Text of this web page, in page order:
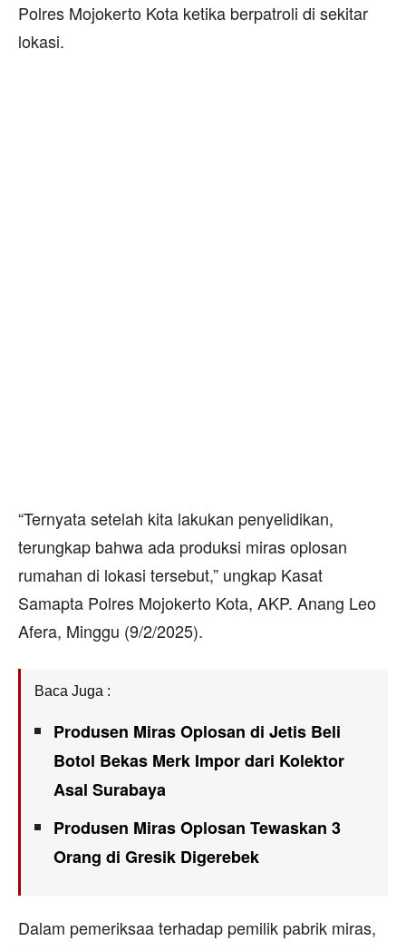
Polres Mojokerto Kota ketika berpatroli di sekitar
lokasi.
“Ternyata setelah kita lakukan penyelidikan,
terungkap bahwa ada produksi miras oplosan
rumahan di lokasi tersebut,” ungkap Kasat
Samapta Polres Mojokerto Kota, AKP. Anang Leo
Afera, Minggu (9/2/2025).
Baca Juga :
Produsen Miras Oplosan di Jetis Beli
Botol Bekas Merk Impor dari Kolektor
Asal Surabaya
Produsen Miras Oplosan Tewaskan 3
Orang di Gresik Digerebek
Dalam pemeriksaa terhadap pemilik pabrik miras,